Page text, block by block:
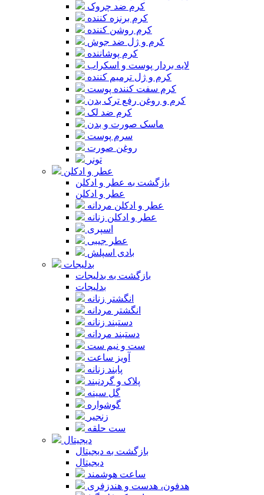
کرم ضد چروک
کرم برنزه کننده
کرم روشن کننده
کرم و ژل ضد جوش
کرم پوشاننده
لایه بردار پوست و اسکراب
کرم و ژل ترمیم کننده
کرم سفت کننده پوست
کرم و روغن رفع ترک بدن
کرم ضد لک
ماسک صورت و بدن
سرم پوست
روغن صورت
تونر
عطر و ادکلن
بازگشت به عطر و ادکلن
عطر و ادکلن
عطر و ادکلن مردانه
عطر و ادکلن زنانه
اسپری
عطر جیبی
بادی اسپلش
بدلیجات
بازگشت به بدلیجات
بدلیجات
انگشتر زنانه
انگشتر مردانه
دستبند زنانه
دستبند مردانه
ست و نیم ست
آویز ساعت
پابند زنانه
پلاک و گردنبند
گل سینه
گوشواره
زنجیر
ست حلقه
دیجیتال
بازگشت به دیجیتال
دیجیتال
ساعت هوشمند
هدفون، هدست و هندزفری